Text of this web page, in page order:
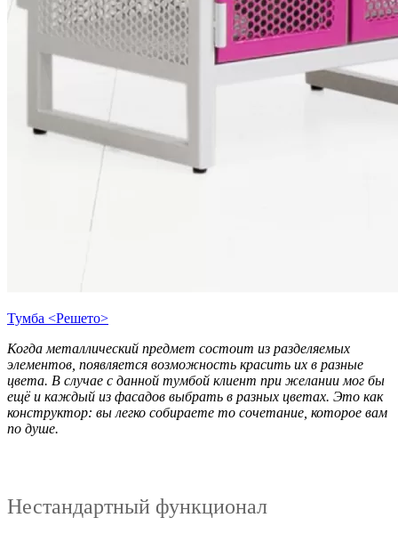
Тумба <Решето>
Когда металлический предмет состоит из разделяемых
элементов, появляется возможность красить их в разные
цвета. В случае с данной тумбой клиент при желании мог бы
ещё и каждый из фасадов выбрать в разных цветах. Это как
конструктор: вы легко собираете то сочетание, которое вам
по душе.
Нестандартный функционал